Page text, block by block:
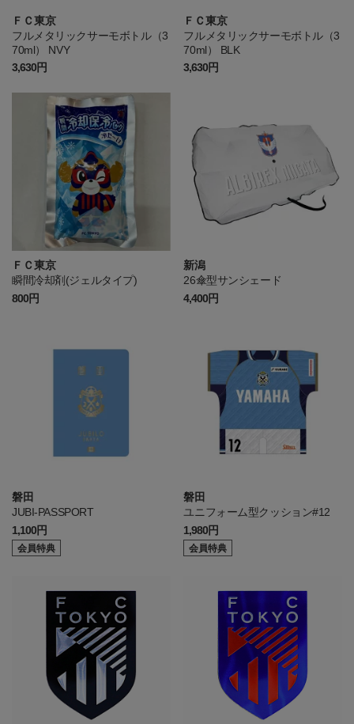
ＦＣ東京
フルメタリックサーモボトル（3
70ml） NVY
3,630円
ＦＣ東京
フルメタリックサーモボトル（3
70ml） BLK
3,630円
ＦＣ東京
瞬間冷却剤(ジェルタイプ)
800円
新潟
26傘型サンシェード
4,400円
磐田
JUBI-PASSPORT
1,100円
会員特典
磐田
ユニフォーム型クッション#12
1,980円
会員特典